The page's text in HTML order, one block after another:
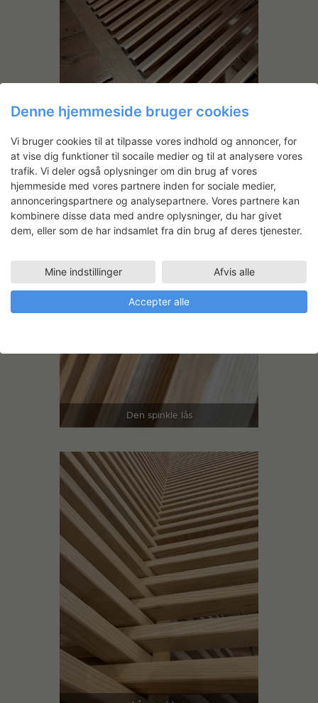
Den spinkle lås
Denne hjemmeside bruger cookies
Vi bruger cookies til at tilpasse vores indhold og annoncer, for
at vise dig funktioner til socaile medier og til at analysere vores
trafik. Vi deler også oplysninger om din brug af vores
hjemmeside med vores partnere inden for sociale medier,
annonceringspartnere og analysepartnere. Vores partnere kan
kombinere disse data med andre oplysninger, du har givet
dem, eller som de har indsamlet fra din brug af deres tjenester.
Mine indstillinger Afvis alle
Accepter alle